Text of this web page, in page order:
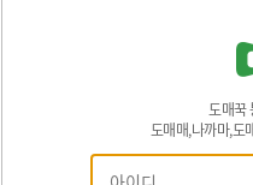
도매꾹
도매매,나까마,도